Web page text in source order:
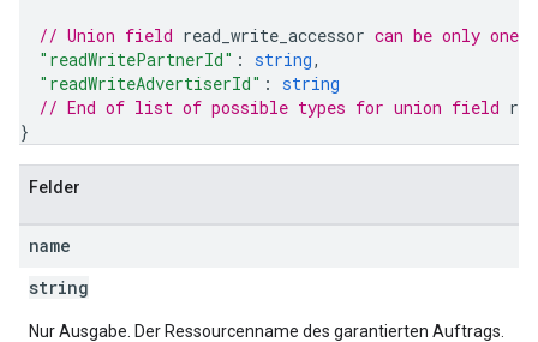
// Union field read_write_accessor can be only
"readWritePartnerId" : string,
"readWriteAdvertiserId" : string
// End of list of possible types for union field
}
Felder
name
string
Nur Ausgabe. Der Ressourcenname des garantierten Auftrags.